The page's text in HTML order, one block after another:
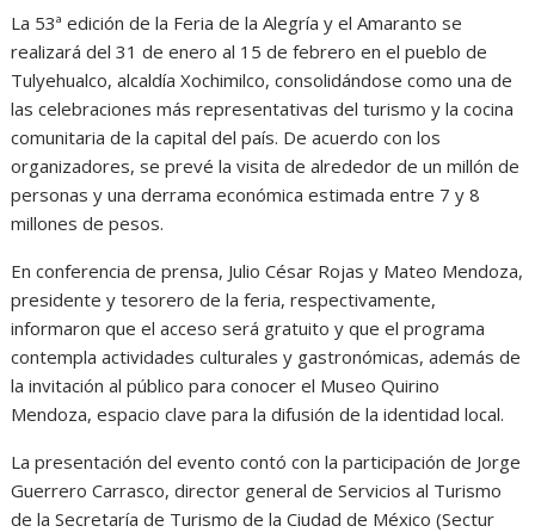
La 53ª edición de la Feria de la Alegría y el Amaranto se
realizará del 31 de enero al 15 de febrero en el pueblo de
Tulyehualco, alcaldía Xochimilco, consolidándose como una de
las celebraciones más representativas del turismo y la cocina
comunitaria de la capital del país. De acuerdo con los
organizadores, se prevé la visita de alrededor de un millón de
personas y una derrama económica estimada entre 7 y 8
millones de pesos.
En conferencia de prensa, Julio César Rojas y Mateo Mendoza,
presidente y tesorero de la feria, respectivamente,
informaron que el acceso será gratuito y que el programa
contempla actividades culturales y gastronómicas, además de
la invitación al público para conocer el Museo Quirino
Mendoza, espacio clave para la difusión de la identidad local.
La presentación del evento contó con la participación de Jorge
Guerrero Carrasco, director general de Servicios al Turismo
de la Secretaría de Turismo de la Ciudad de México (Sectur